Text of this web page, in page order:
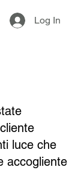
Log In
luce che
accogliente